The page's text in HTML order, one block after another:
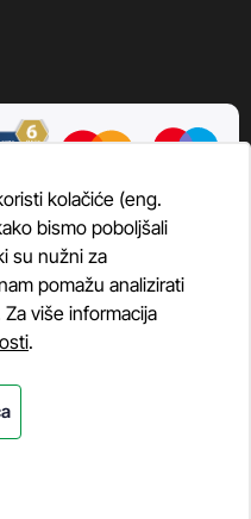
kolačiće (eng.
bismo poboljšali
su nužni za
pomažu analizirati
više informacija
.